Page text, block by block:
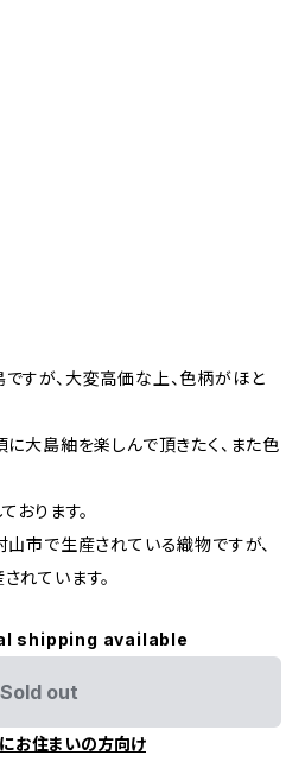
すが、大変高価な上、色柄がほと
大島紬を楽しんで頂きたく、また色
おります。
山市で生産されている織物ですが、
れています。
shipping available
Sold out
お住まいの方向け